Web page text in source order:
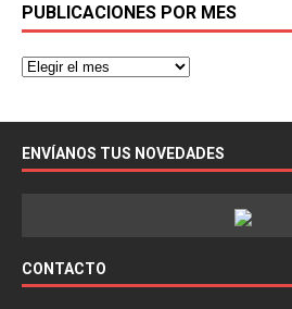
PUBLICACIONES POR MES
ENVÍANOS TUS NOVEDADES
CONTACTO